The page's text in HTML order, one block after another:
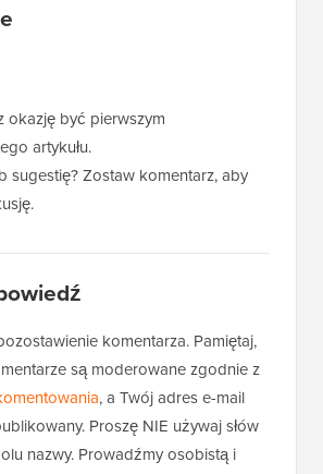
okazję być pierwszym
artykułu.
sugestię? Zostaw komentarz, aby
komentarza. Pamiętaj,
są moderowane zgodnie z
, a Twój adres e-mail
Proszę NIE używaj słów
nazwy. Prowadźmy osobistą i